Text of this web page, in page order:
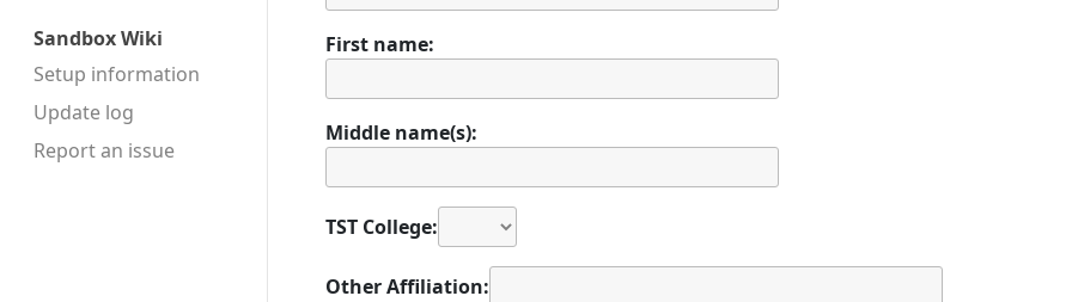
Sandbox Wiki
Setup information
Update log
Report an issue
First name:
Middle name(s):
TST College:
Other Affiliation: